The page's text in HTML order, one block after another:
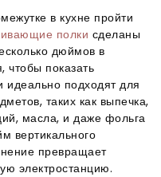
в кухне пройти
полки сделаны
дюймов в
чтобы показать
идеально подходят для
таких как выпечка,
масла, и даже фольга
вертикального
превращает
электростанцию.